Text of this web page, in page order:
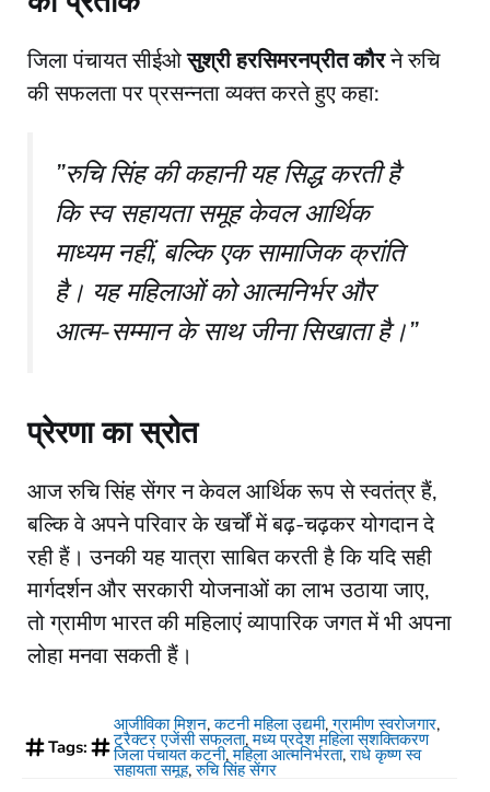
​जिला पंचायत सीईओसुश्री हरसिमरनप्रीत कौरने रुचि
की सफलता पर प्रसन्नता व्यक्त करते हुए कहा:
​”रुचि सिंह की कहानी यह सिद्ध करती है
कि स्व सहायता समूह केवल आर्थिक
माध्यम नहीं, बल्कि एक सामाजिक क्रांति
है। यह महिलाओं को आत्मनिर्भर और
आत्म-सम्मान के साथ जीना सिखाता है।”
प्रेरणा का स्रोत
​आज रुचि सिंह सेंगर न केवल आर्थिक रूप से स्वतंत्र हैं,
बल्कि वे अपने परिवार के खर्चों में बढ़-चढ़कर योगदान दे
रही हैं। उनकी यह यात्रा साबित करती है कि यदि सही
मार्गदर्शन और सरकारी योजनाओं का लाभ उठाया जाए,
तो ग्रामीण भारत की महिलाएं व्यापारिक जगत में भी अपना
लोहा मनवा सकती हैं।
Tags:
आजीविका मिशन,कटनी महिला उद्यमी,ग्रामीण स्वरोजगार,
ट्रैक्टर एजेंसी सफलता,मध्य प्रदेश महिला सशक्तिकरण
जिला पंचायत कटनी,महिला आत्मनिर्भरता,राधे कृष्ण स्व
सहायता समूह,रुचि सिंह सेंगर